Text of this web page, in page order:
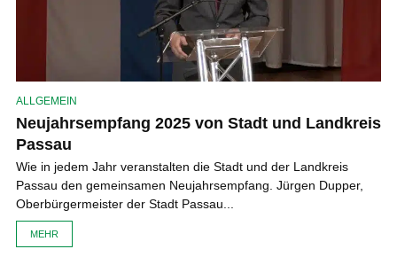
ALLGEMEIN
Neujahrsempfang 2025 von Stadt und Landkreis
Passau
Wie in jedem Jahr veranstalten die Stadt und der Landkreis
Passau den gemeinsamen Neujahrsempfang. Jürgen Dupper,
Oberbürgermeister der Stadt Passau...
MEHR